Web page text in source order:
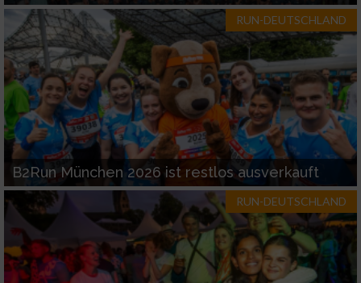
RUN-DEUTSCHLAND
B2Run München 2026 ist restlos ausverkauft
RUN-DEUTSCHLAND